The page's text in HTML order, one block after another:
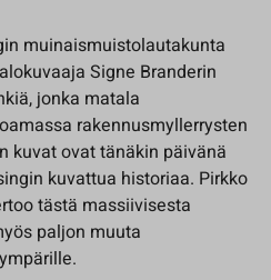
muinaismuistolautakunta
Signe Branderin
jonka matala
rakennusmyllerrysten
kuvat ovat tänäkin päivänä
kuvattua historiaa. Pirkko
tästä massiivisesta
paljon muuta